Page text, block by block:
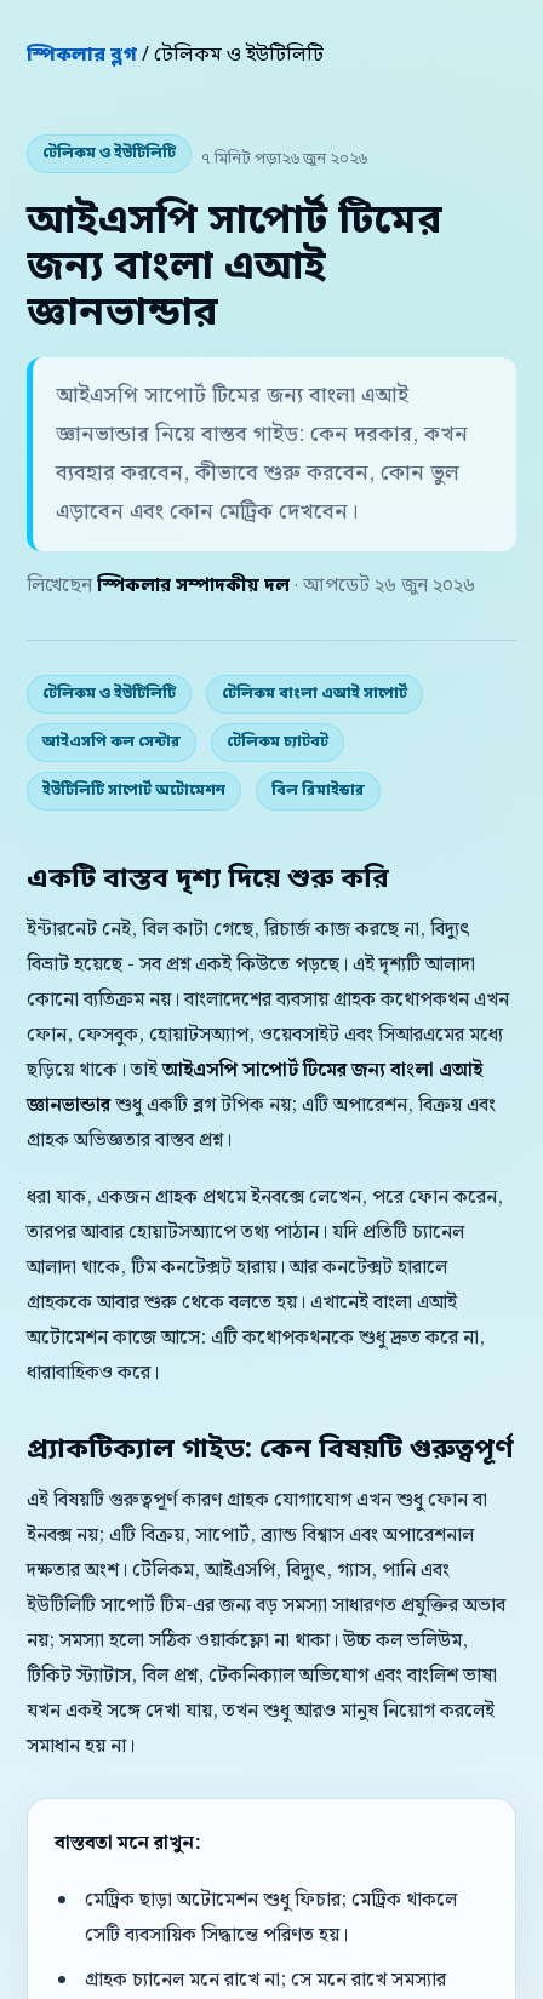
স্পিকলার ব্লগ/ টেলিকম ও ইউটিলিটি
টেলিকম ও ইউটিলিটি ৭ মিনিট পড়া২৬ জুন ২০২৬
আইএসপি সাপোর্ট টিমের
জন্য বাংলা এআই
জ্ঞানভান্ডার
আইএসপি সাপোর্ট টিমের জন্য বাংলা এআই
জ্ঞানভান্ডার নিয়ে বাস্তব গাইড: কেন দরকার, কখন
ব্যবহার করবেন, কীভাবে শুরু করবেন, কোন ভুল
এড়াবেন এবং কোন মেট্রিক দেখবেন।
লিখেছেন স্পিকলার সম্পাদকীয় দল · আপডেট ২৬ জুন ২০২৬
টেলিকম ও ইউটিলিটি টেলিকম বাংলা এআই সাপোর্ট
আইএসপি কল সেন্টার টেলিকম চ্যাটবট
ইউটিলিটি সাপোর্ট অটোমেশন বিল রিমাইন্ডার
একটি বাস্তব দৃশ্য দিয়ে শুরু করি
ইন্টারনেট নেই, বিল কাটা গেছে, রিচার্জ কাজ করছে না, বিদ্যুৎ
বিভ্রাট হয়েছে - সব প্রশ্ন একই কিউতে পড়ছে। এই দৃশ্যটি আলাদা
কোনো ব্যতিক্রম নয়। বাংলাদেশের ব্যবসায় গ্রাহক কথোপকথন এখন
ফোন, ফেসবুক, হোয়াটসঅ্যাপ, ওয়েবসাইট এবং সিআরএমের মধ্যে
ছড়িয়ে থাকে। তাইআইএসপি সাপোর্ট টিমের জন্য বাংলা এআই
জ্ঞানভান্ডারশুধু একটি ব্লগ টপিক নয়; এটি অপারেশন, বিক্রয় এবং
গ্রাহক অভিজ্ঞতার বাস্তব প্রশ্ন।
ধরা যাক, একজন গ্রাহক প্রথমে ইনবক্সে লেখেন, পরে ফোন করেন,
তারপর আবার হোয়াটসঅ্যাপে তথ্য পাঠান। যদি প্রতিটি চ্যানেল
আলাদা থাকে, টিম কনটেক্সট হারায়। আর কনটেক্সট হারালে
গ্রাহককে আবার শুরু থেকে বলতে হয়। এখানেই বাংলা এআই
অটোমেশন কাজে আসে: এটি কথোপকথনকে শুধু দ্রুত করে না,
ধারাবাহিকও করে।
প্র্যাকটিক্যাল গাইড: কেন বিষয়টি গুরুত্বপূর্ণ
এই বিষয়টি গুরুত্বপূর্ণ কারণ গ্রাহক যোগাযোগ এখন শুধু ফোন বা
ইনবক্স নয়; এটি বিক্রয়, সাপোর্ট, ব্র্যান্ড বিশ্বাস এবং অপারেশনাল
দক্ষতার অংশ। টেলিকম, আইএসপি, বিদ্যুৎ, গ্যাস, পানি এবং
ইউটিলিটি সাপোর্ট টিম-এর জন্য বড় সমস্যা সাধারণত প্রযুক্তির অভাব
নয়; সমস্যা হলো সঠিক ওয়ার্কফ্লো না থাকা। উচ্চ কল ভলিউম,
টিকিট স্ট্যাটাস, বিল প্রশ্ন, টেকনিক্যাল অভিযোগ এবং বাংলিশ ভাষা
যখন একই সঙ্গে দেখা যায়, তখন শুধু আরও মানুষ নিয়োগ করলেই
সমাধান হয় না।
বাস্তবতা মনে রাখুন:
মেট্রিক ছাড়া অটোমেশন শুধু ফিচার; মেট্রিক থাকলে
সেটি ব্যবসায়িক সিদ্ধান্তে পরিণত হয়।
গ্রাহক চ্যানেল মনে রাখে না; সে মনে রাখে সমস্যার